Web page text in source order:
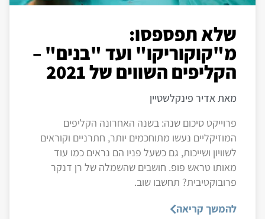
שלא תפספסו:
מ"קוקוריקו" ועד "בנים" –
הקליפים השווים של 2021
מאת אדיר פינקלשטיין
פרוייקט סיכום שנה: בשנה האחרונה הקליפים
המוזיקליים נעשו מתוחכמים יותר, חתרניים וקוראים
לשוויון ושייכות, גם כשעל פניו הם נראים כמו עוד
מאותו טראש פופ. חושבים שהשמלה של רן דנקר
פרובוקטיבית? תחשבו שוב.
להמשך קריאה